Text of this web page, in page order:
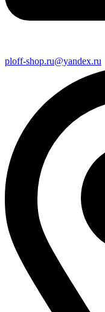
ploff-shop.ru@yandex.ru